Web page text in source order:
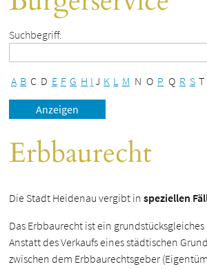
Suchbegriff:
A B C D E F G H I J K L M N O P Q R S T
Erbbaurecht
Die Stadt Heidenau vergibt inspeziellen
Das Erbbaurecht ist ein grundstücksgleiches
Anstatt des Verkaufs eines städtischen
zwischen dem Erbbaurechtsgeber